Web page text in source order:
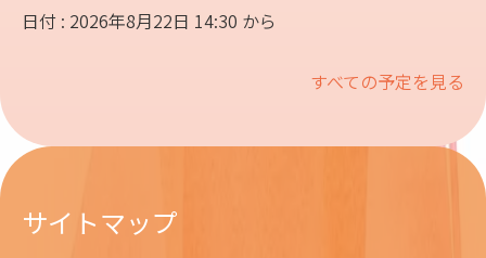
日付 : 2026年8月22日 14:30 から
すべての予定を見る
サイトマップ